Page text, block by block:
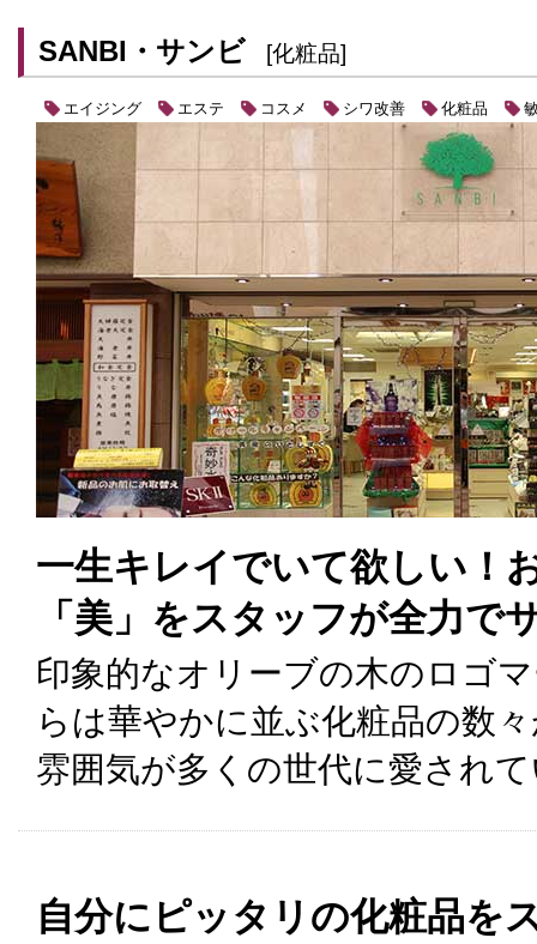
SANBI・サンビ [化粧品]
エイジング エステ コスメ シワ改善 化粧品
一生キレイでいて欲しい！
「美」をスタッフが全力で
印象的なオリーブの木のロゴ
らは華やかに並ぶ化粧品の数
雰囲気が多くの世代に愛され
自分にピッタリの化粧品を